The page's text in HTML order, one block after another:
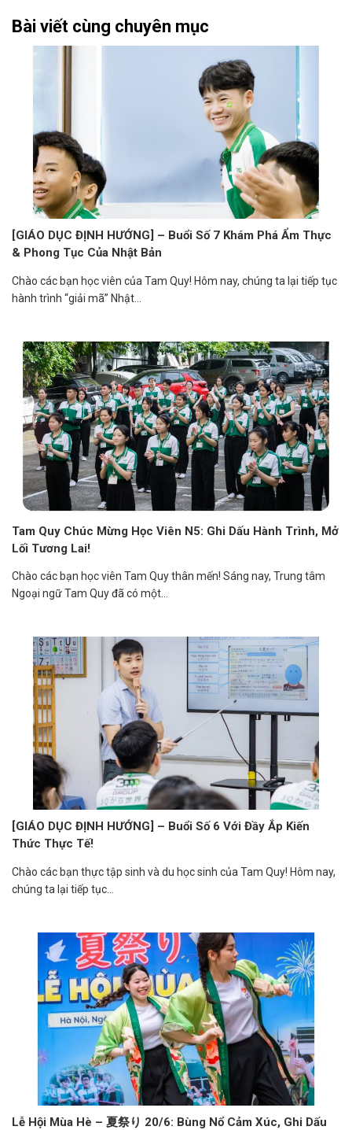
Bài viết cùng chuyên mục
[GIÁO DỤC ĐỊNH HƯỚNG] – Buổi Số 7 Khám Phá Ẩm Thực
& Phong Tục Của Nhật Bản
Chào các bạn học viên của Tam Quy! Hôm nay, chúng ta lại tiếp tục
hành trình “giải mã” Nhật...
Tam Quy Chúc Mừng Học Viên N5: Ghi Dấu Hành Trình, Mở
Lối Tương Lai!
Chào các bạn học viên Tam Quy thân mến! Sáng nay, Trung tâm
Ngoại ngữ Tam Quy đã có một...
[GIÁO DỤC ĐỊNH HƯỚNG] – Buổi Số 6 Với Đầy Ắp Kiến
Thức Thực Tế!
Chào các bạn thực tập sinh và du học sinh của Tam Quy! Hôm nay,
chúng ta lại tiếp tục...
Lễ Hội Mùa Hè – 夏祭り 20/6: Bùng Nổ Cảm Xúc, Ghi Dấu